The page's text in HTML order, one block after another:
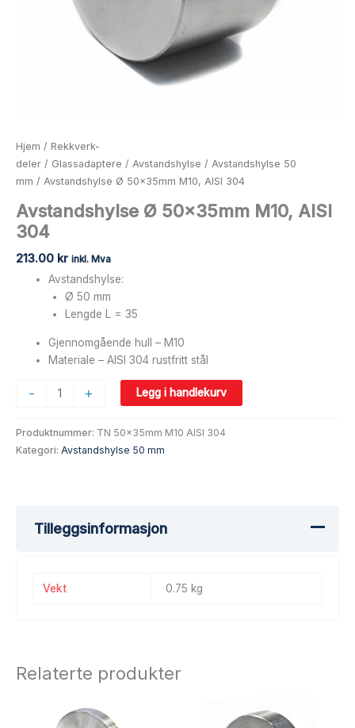
Hjem / Rekkverk-
deler / Glassadaptere / Avstandshylse / Avstandshylse 50
mm / Avstandshylse Ø 50x35mm M10, AISI 304
Avstandshylse Ø 50x35mm M10, AISI
304
213.00 kr inkl. Mva
Avstandshylse:
Ø 50 mm
Lengde L = 35
Gjennomgående hull – M10
Materiale – AISI 304 rustfritt stål
- + Legg i handlekurv
Produktnummer: TN 50x35mm M10 AISI 304
Kategori: Avstandshylse 50 mm
Tilleggsinformasjon
Vekt 0.75 kg
Relaterte produkter